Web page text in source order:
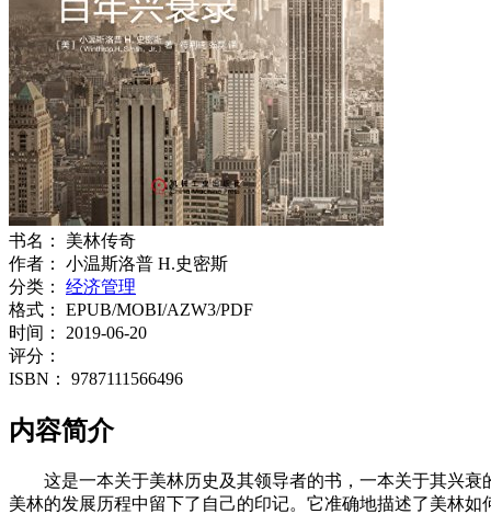
书名：
美林传奇
作者：
小温斯洛普 H.史密斯
分类：
经济管理
格式：
EPUB/MOBI/AZW3/PDF
时间：
2019-06-20
评分：
ISBN：
9787111566496
内容简介
这是一本关于美林历史及其领导者的书，一本关于其兴
美林的发展历程中留下了自己的印记。它准确地描述了美林